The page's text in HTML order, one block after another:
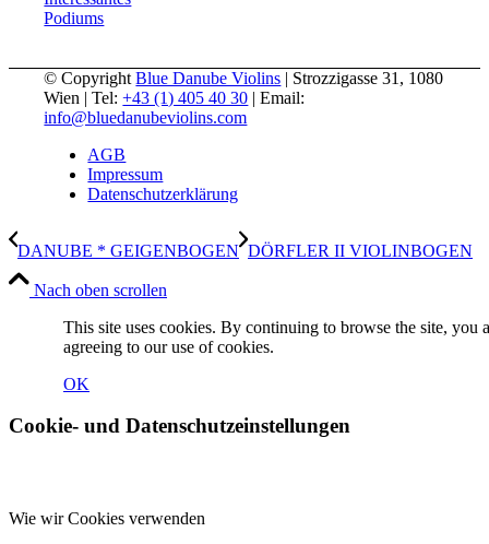
Podiums
© CopyrightBlue Danube Violins | Strozzigasse 31, 1080
Wien | Tel:+43 (1) 405 40 30 | Email:
info@bluedanubeviolins.com
AGB
Impressum
Datenschutzerklärung
DANUBE * GEIGENBOGEN DÖRFLER II VIOLINBOGEN
Nach oben scrollen
This site uses cookies. By continuing to browse the site, you
agreeing to our use of cookies.
OK
Cookie- und Datenschutzeinstellungen
Wie wir Cookies verwenden